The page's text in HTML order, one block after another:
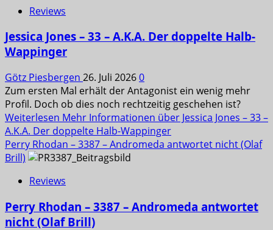
Reviews
Jessica Jones – 33 – A.K.A. Der doppelte Halb-
Wappinger
Götz Piesbergen 26. Juli 20260
Zum ersten Mal erhält der Antagonist ein wenig mehr
Profil. Doch ob dies noch rechtzeitig geschehen ist?
Weiterlesen Mehr Informationen über Jessica Jones – 33 –
A.K.A. Der doppelte Halb-Wappinger
Perry Rhodan – 3387 – Andromeda antwortet nicht (Olaf
Brill)
Reviews
Perry Rhodan – 3387 – Andromeda antwortet
nicht (Olaf Brill)